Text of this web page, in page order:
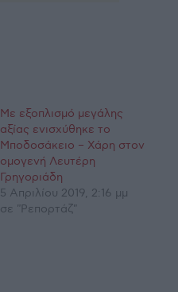
Με εξοπλισμό μεγάλης
αξίας ενισχύθηκε το
Μποδοσάκειο – Χάρη στον
ομογενή Λευτέρη
Γρηγοριάδη
5 Απριλίου 2019, 2:16 μμ
σε "Ρεπορτάζ"